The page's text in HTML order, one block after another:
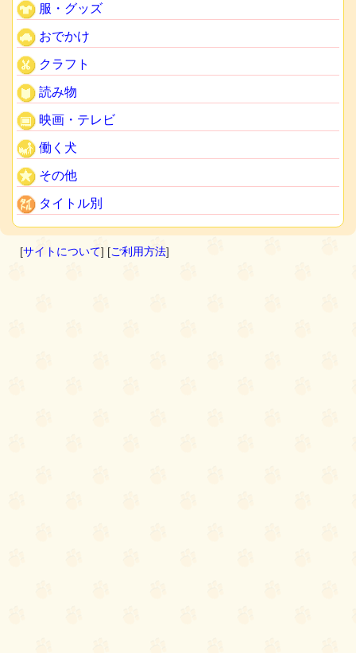
服・グッズ
おでかけ
クラフト
読み物
映画・テレビ
働く犬
その他
タイトル別
[サイトについて] [ご利用方法]